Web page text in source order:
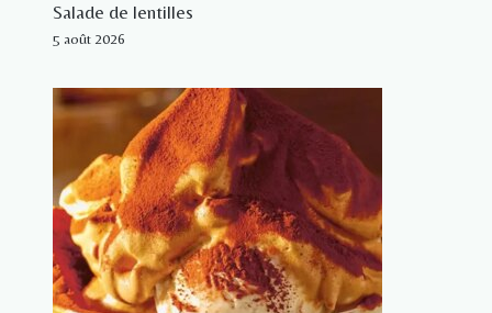
Salade de lentilles
5 août 2026